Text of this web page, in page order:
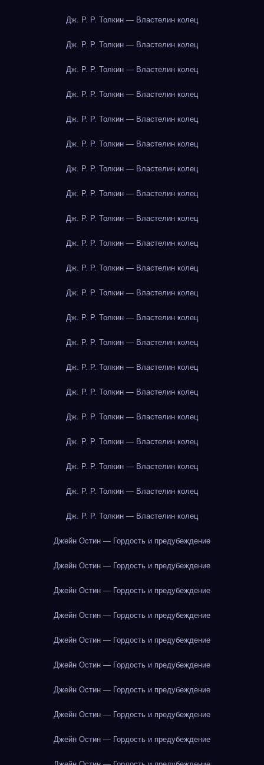
Дж. Р. Р. Толкин — Властелин колец
Дж. Р. Р. Толкин — Властелин колец
Дж. Р. Р. Толкин — Властелин колец
Дж. Р. Р. Толкин — Властелин колец
Дж. Р. Р. Толкин — Властелин колец
Дж. Р. Р. Толкин — Властелин колец
Дж. Р. Р. Толкин — Властелин колец
Дж. Р. Р. Толкин — Властелин колец
Дж. Р. Р. Толкин — Властелин колец
Дж. Р. Р. Толкин — Властелин колец
Дж. Р. Р. Толкин — Властелин колец
Дж. Р. Р. Толкин — Властелин колец
Дж. Р. Р. Толкин — Властелин колец
Дж. Р. Р. Толкин — Властелин колец
Дж. Р. Р. Толкин — Властелин колец
Дж. Р. Р. Толкин — Властелин колец
Дж. Р. Р. Толкин — Властелин колец
Дж. Р. Р. Толкин — Властелин колец
Дж. Р. Р. Толкин — Властелин колец
Дж. Р. Р. Толкин — Властелин колец
Дж. Р. Р. Толкин — Властелин колец
Джейн Остин — Гордость и предубеждение
Джейн Остин — Гордость и предубеждение
Джейн Остин — Гордость и предубеждение
Джейн Остин — Гордость и предубеждение
Джейн Остин — Гордость и предубеждение
Джейн Остин — Гордость и предубеждение
Джейн Остин — Гордость и предубеждение
Джейн Остин — Гордость и предубеждение
Джейн Остин — Гордость и предубеждение